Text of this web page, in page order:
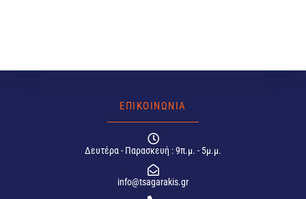
ΕΠΙΚΟΙΝΩΝΙΑ
Δευτέρα - Παρασκευή : 9π.μ. - 5μ.μ.
info@tsagarakis.gr